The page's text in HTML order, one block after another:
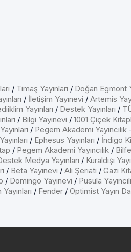
/ Timaş Yayınları / Doğan Egmont
/ İletişim Yayınevi / Artemis
Yayınları / Destek Yayınları /
/ Bilgi Yayınevi / 1001 Çiçek
/ Pegem Akademi
/ Ephesus Yayınları / İndigo
/ Pegem Akademi Yayıncılık /
Medya Yayınları / Kuraldışı
/ Beta Yayınevi / Ali Şeriati / Gazi
/ Domingo Yayınevi / Pusula
/ Fender / Optimist Yayın